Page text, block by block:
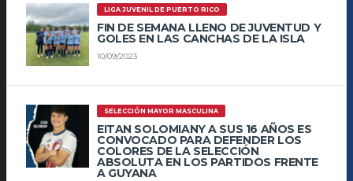
LIGA JUVENIL DE PUERTO RICO
FIN DE SEMANA LLENO DE JUVENTUD Y
GOLES EN LAS CANCHAS DE LA ISLA
10/09/2023
SELECCIÓN MAYOR MASCULINA
EITAN SOLOMIANY A SUS 16 AÑOS ES
CONVOCADO PARA DEFENDER LOS
COLORES DE LA SELECCIÓN
ABSOLUTA EN LOS PARTIDOS FRENTE
A GUYANA